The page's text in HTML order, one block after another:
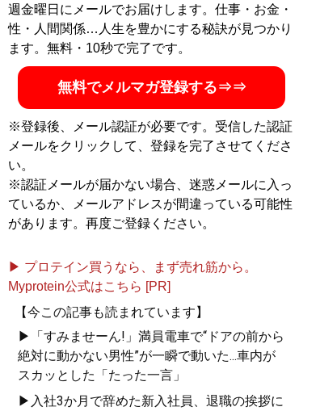
週金曜日にメールでお届けします。仕事・お金・
性・人間関係…人生を豊かにする秘訣が見つかり
ます。無料・10秒で完了です。
無料でメルマガ登録する⇒⇒
※登録後、メール認証が必要です。受信した認証
メールをクリックして、登録を完了させてくださ
い。
※認証メールが届かない場合、迷惑メールに入っ
ているか、メールアドレスが間違っている可能性
があります。再度ご登録ください。
▶ プロテイン買うなら、まず売れ筋から。
Myprotein公式はこちら [PR]
【今この記事も読まれています】
▶「すみませーん!」満員電車で“ドアの前から
絶対に動かない男性”が一瞬で動いた...車内が
スカッとした「たった一言」
▶入社3か月で辞めた新入社員、退職の挨拶に